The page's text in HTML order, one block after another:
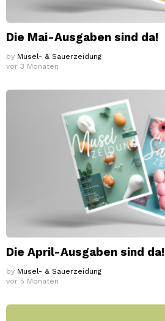
Die Mai-Ausgaben sind da!
by Musel- & Sauerzeidung
vor 3 Monaten
Die April-Ausgaben sind da!
by Musel- & Sauerzeidung
vor 5 Monaten